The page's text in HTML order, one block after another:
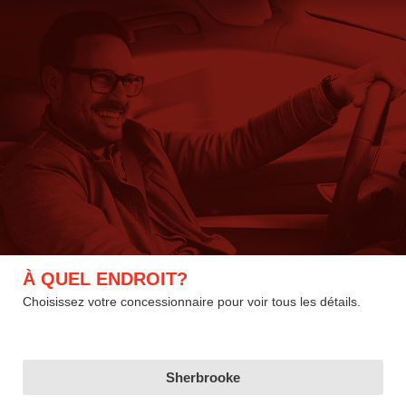
À QUEL ENDROIT?
Choisissez votre concessionnaire pour voir tous les détails.
Sherbrooke